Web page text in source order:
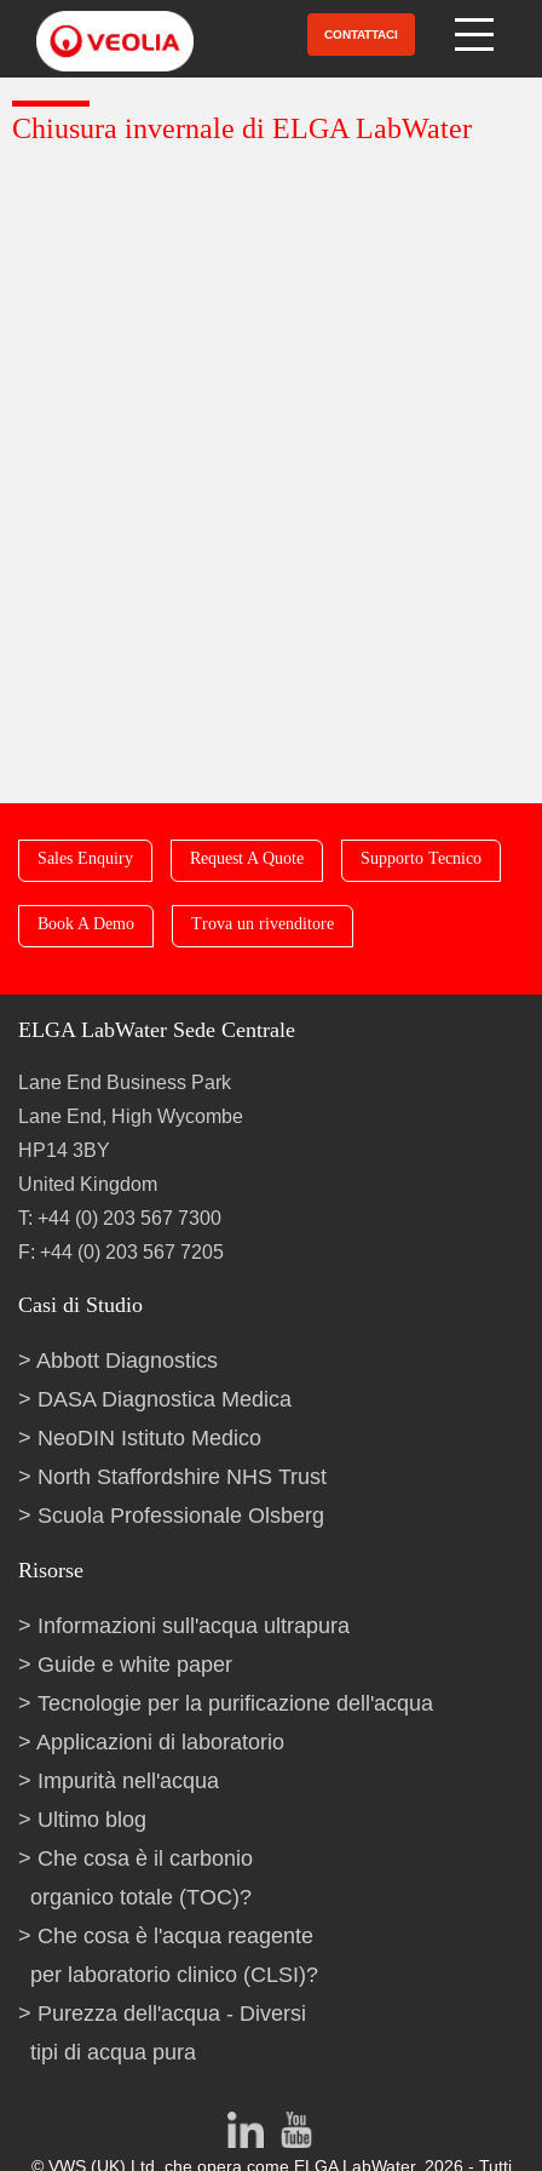
contenuto
principale
CONTATTACI
Chiusura invernale di ELGA LabWater
Sales Enquiry Request A Quote Supporto Tecnico
Book A Demo Trova un rivenditore
ELGA LabWater Sede Centrale
Lane End Business Park
Lane End, High Wycombe
HP14 3BY
United Kingdom
T: +44 (0) 203 567 7300
F: +44 (0) 203 567 7205
Casi di Studio
Abbott Diagnostics
DASA Diagnostica Medica
NeoDIN Istituto Medico
North Staffordshire NHS Trust
Scuola Professionale Olsberg
Risorse
Informazioni sull'acqua ultrapura
Guide e white paper
Tecnologie per la purificazione dell'acqua
Applicazioni di laboratorio
Impurità nell'acqua
Ultimo blog
Che cosa è il carbonio
organico totale (TOC)?
Che cosa è l'acqua reagente
per laboratorio clinico (CLSI)?
Purezza dell'acqua - Diversi
tipi di acqua pura
© VWS (UK) Ltd. che opera come ELGA LabWater. 2026 - Tutti